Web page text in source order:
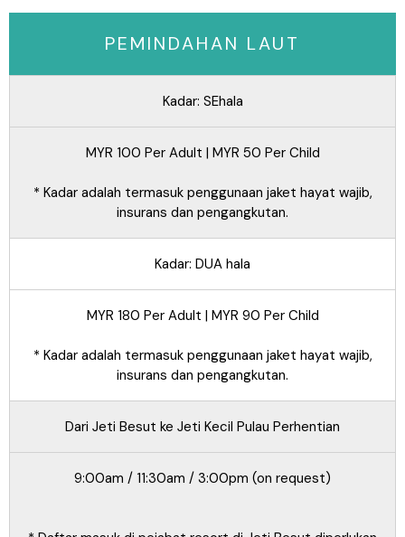
PEMINDAHAN LAUT
Kadar: SEhala
MYR 100 Per Adult | MYR 50 Per Child
* Kadar adalah termasuk penggunaan jaket hayat wajib,
insurans dan pengangkutan.
Kadar: DUA hala
MYR 180 Per Adult | MYR 90 Per Child
* Kadar adalah termasuk penggunaan jaket hayat wajib,
insurans dan pengangkutan.
Dari Jeti Besut ke Jeti Kecil Pulau Perhentian
9:00am / 11:30am / 3:00pm (on request)